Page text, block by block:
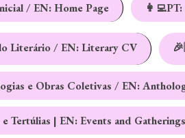
/ EN: Home Page
Literário / EN: Literary CV
e Obras Coletivas / EN:
Tertúlias | EN: Events and Gatherings